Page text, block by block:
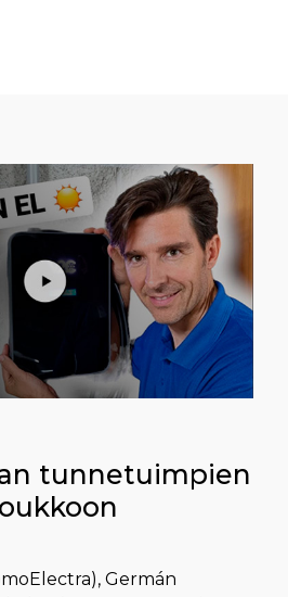
tunnetuimpien
Germán